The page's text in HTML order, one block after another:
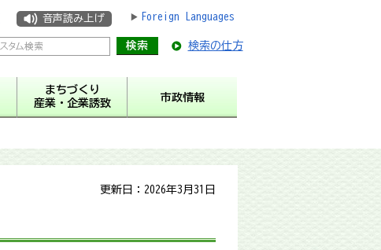
音声読み上げ Foreign Languages
検索の仕方
まちづくり
産業・企業誘致
市政情報
更新日：2026年3月31日